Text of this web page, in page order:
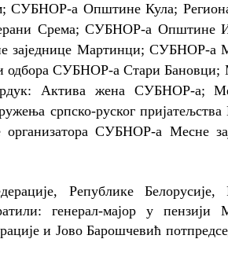
а Општине Кула;
Срема; СУБНОР-а Општине
Мартинци; СУБНОР-а
СУБНОР-а Стари
Актива жена СУБНОР-а;
српско-руског
СУБНОР-а Месне
Републике Белорусије,
генерал-мајор у пензији
и Јово Барошчевић